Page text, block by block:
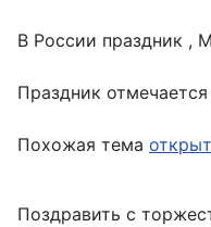
В России праздник ,
Праздник
Похожая тема
Поздравить с